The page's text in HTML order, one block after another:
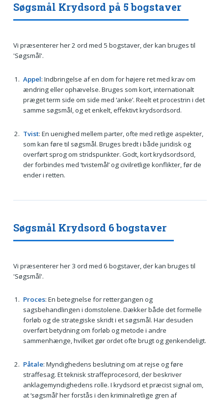
Søgsmål Krydsord på 5 bogstaver
Vi præsenterer her 2 ord med 5 bogstaver, der kan bruges til
'Søgsmål'.
Appel: Indbringelse af en dom for højere ret med krav om
ændring eller ophævelse. Bruges som kort, internationalt
præget term side om side med ‘anke’. Reelt et procestrin i det
samme søgsmål, og et enkelt, effektivt krydsordsord.
Tvist: En uenighed mellem parter, ofte med retlige aspekter,
som kan føre til søgsmål. Bruges bredt i både juridisk og
overført sprog om stridspunkter. Godt, kort krydsordsord,
der forbindes med ‘tvistemål’ og civilretlige konflikter, før de
ender i retten.
Søgsmål Krydsord 6 bogstaver
Vi præsenterer her 3 ord med 6 bogstaver, der kan bruges til
'Søgsmål'.
Proces: En betegnelse for rettergangen og
sagsbehandlingen i domstolene. Dækker både det formelle
forløb og de strategiske skridt i et søgsmål. Har desuden
overført betydning om forløb og metode i andre
sammenhænge, hvilket gør ordet ofte brugt og genkendeligt.
Påtale: Myndighedens beslutning om at rejse og føre
straffesag. Et teknisk straffeprocesord, der beskriver
anklagemyndighedens rolle. I krydsord et præcist signal om,
at ‘søgsmål’ her forstås i den kriminalretlige gren af